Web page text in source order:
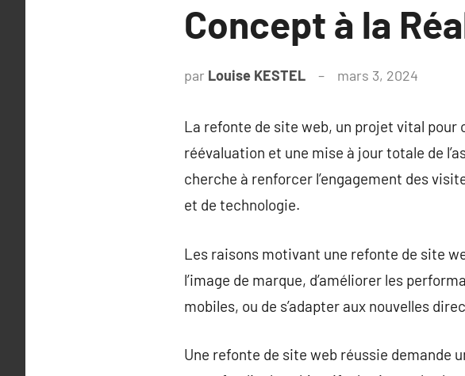
Concept à la
par Louise KESTEL mars 3, 2024
La refonte de site web, un projet vital pour
réévaluation et une mise à jour totale de
cherche à renforcer l’engagement des
et de technologie.
Les raisons motivant une refonte de site
l’image de marque, d’améliorer les
mobiles, ou de s’adapter aux nouvelles
Une refonte de site web réussie demande